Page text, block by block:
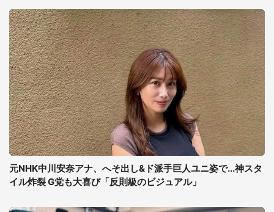
元NHK中川安奈アナ、へそ出し&ド派手巨人ユニ姿で...神スタ
イル炸裂 G党も大喜び「反則級のビジュアル」